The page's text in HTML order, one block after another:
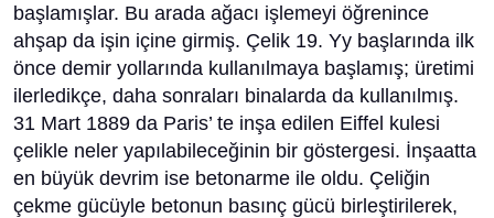
başlamışlar. Bu arada ağacı işlemeyi öğrenince
ahşap da işin içine girmiş. Çelik 19. Yy başlarında ilk
önce demir yollarında kullanılmaya başlamış; üretimi
ilerledikçe, daha sonraları binalarda da kullanılmış.
31 Mart 1889 da Paris’ te inşa edilen Eiffel kulesi
çelikle neler yapılabileceğinin bir göstergesi. İnşaatta
en büyük devrim ise betonarme ile oldu. Çeliğin
çekme gücüyle betonun basınç gücü birleştirilerek,